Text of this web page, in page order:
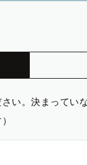
い。決まってい